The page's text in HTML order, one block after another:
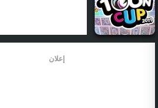
إعلان